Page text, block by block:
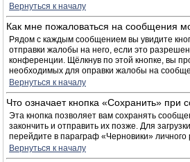
Вернуться к началу
Как мне пожаловаться на сообщения
Рядом с каждым сообщением вы увидите
отправки жалобы на него, если это
конференции. Щёлкнув по этой кнопке, вы
необходимых для оправки жалобы на
Вернуться к началу
Что означает кнопка «Сохранить» при
Эта кнопка позволяет вам сохранять
закончить и отправить их позже. Для
перейдите в параграф «Черновики» личного
Вернуться к началу